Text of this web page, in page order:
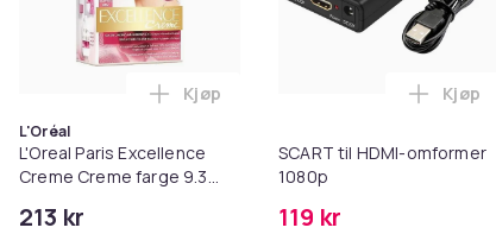
L'Oréal
L'Oreal Paris Excellence
Creme Creme farge 9.3
213 kr
Legg L'Oreal Paris Excellence
Kjøp
SCART til HDMI-omformer
1080p
119 kr
Legg
Kjøp